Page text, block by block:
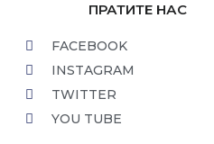
ПРАТИТЕ НАС
FACEBOOK
INSTAGRAM
TWITTER
YOU TUBE